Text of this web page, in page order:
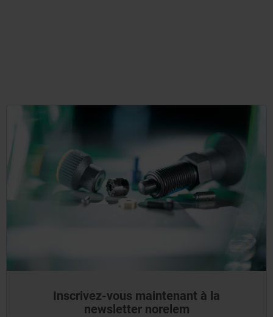
Inscrivez-vous maintenant à la
newsletter norelem